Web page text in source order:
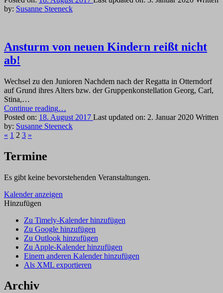
Riese“
by: Susanne Steeneck
Ansturm von neuen Kindern reißt nicht
ab!
Wechsel zu den Junioren Nachdem nach der Regatta in Otterndorf
auf Grund ihres Alters bzw. der Gruppenkonstellation Georg, Carl,
Stina,…
Continue reading“Ansturm
von
neuen
…
Posted on: 18. August 2017 Last updated on: 2. Januar 2020 Written
by: Susanne Steeneck
« Previous
1 2 3 Next
»
Termine
Es gibt keine bevorstehenden Veranstaltungen.
Kalender anzeigen
Hinzufügen
Zu Timely-Kalender hinzufügen
Zu Google hinzufügen
Zu Outlook hinzufügen
Zu Apple-Kalender hinzufügen
Einem anderen Kalender hinzufügen
Als XML exportieren
Archiv